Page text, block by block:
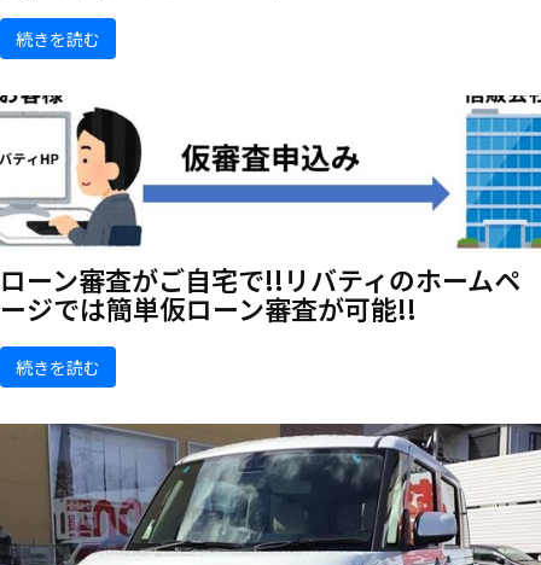
続きを読む
ローン審査がご自宅で!!リバティのホームペ
ージでは簡単仮ローン審査が可能!!
続きを読む